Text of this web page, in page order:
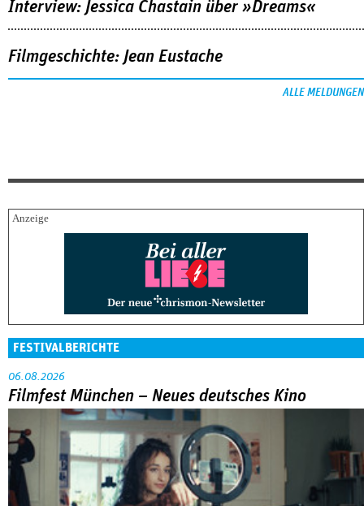
Interview: Jessica Chastain über »Dreams«
Filmgeschichte: Jean Eustache
ALLE MELDUNGEN
FESTIVALBERICHTE
06.08.2026
Filmfest München – Neues deutsches Kino